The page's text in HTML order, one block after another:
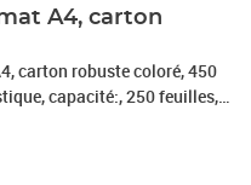
A4, carton
carton robuste coloré, 450
capacité:, 250 feuilles,
00-65)